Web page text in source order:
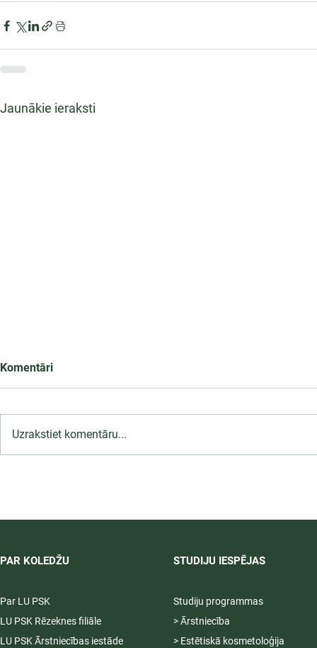
Jaunākie ieraksti
(PIETEIKŠANĀS ATVĒRTA)
Komentāri
Uzrakstiet komentāru...
PAR KOLEDŽU
Par LU PSK
LU PSK Rēzeknes filiāle
LU PSK Ārstniecības iestāde
STUDIJU IESPĒJAS
Studiju programmas
> Ārstniecība
> Estētiskā kosmetoloģija